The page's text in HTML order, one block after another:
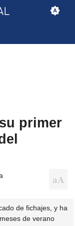
primer
de fichajes, y ha
de verano